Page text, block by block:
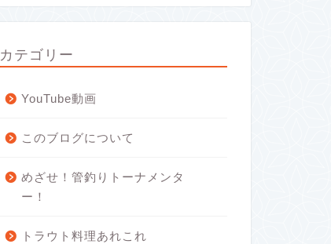
カテゴリー
YouTube動画
このブログについて
めざせ！管釣りトーナメンタ
ー！
トラウト料理あれこれ